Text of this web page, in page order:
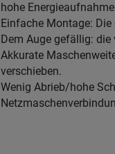
hohe
Einfache Montage:
Dem Auge gefällig: die
Akkurate
verschieben.
Wenig Abrieb/hohe